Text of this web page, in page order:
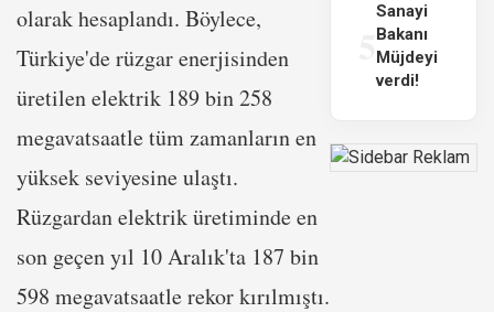
olarak hesaplandı. Böylece,
Türkiye'de rüzgar enerjisinden
üretilen elektrik 189 bin 258
megavatsaatle tüm zamanların en
yüksek seviyesine ulaştı.
Rüzgardan elektrik üretiminde en
son geçen yıl 10 Aralık'ta 187 bin
598 megavatsaatle rekor kırılmıştı.
Sanayi
Bakanı
Müjdeyi
verdi!